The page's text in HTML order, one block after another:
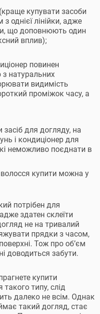
купувати засоби
однієї лінійки, адже
що доповнюють один
вплив);
повинен
з натуральних
видимість
проміжок часу, а
засіб для догляду, на
і кондиціонер для
неможливо поєднати в
купити можна у
потрібен для
здатен склеїти
не на тривалий
прядки з часом,
Тож про об’єм
доводиться забути.
купити
типу, слід
далеко не всім. Однак
такий догляд, стає